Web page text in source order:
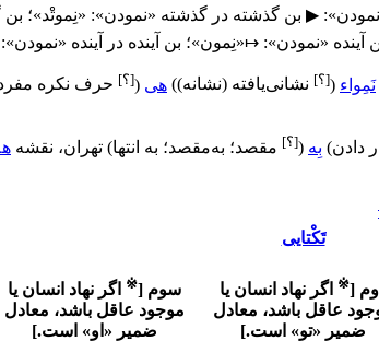
▶ بن گذشته در گذشته «نمودن»: «نِموتْد»؛
آینده «نمودن»: ↦«نِمون»؛ بن آینده در آینده «نمودن»:
نَمِواء ([؟] نشانی‌یافته (نشانه)) هی ([؟] حرف نکره
دادن) بِه ([؟] مقصد؛ به‌مقصد؛ به انتها) تهران، نقشه
تَکْتایی
[
※ اگر نهاد انسان یا
عاقل باشد، معادل
ضمیر «تو» است.]
سوم [
※ اگر نهاد انسان یا
موجود عاقل باشد، معادل
ضمیر «او» است.]